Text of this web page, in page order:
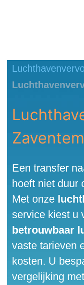
Zaventem
Een transfer
hoeft niet duur
Met onze
service kiest u
betrouwbaar
vaste tarieven
kosten. U
vergelijking